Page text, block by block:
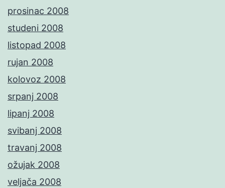
prosinac 2008
studeni 2008
listopad 2008
rujan 2008
kolovoz 2008
srpanj 2008
lipanj 2008
svibanj 2008
travanj 2008
ožujak 2008
veljača 2008